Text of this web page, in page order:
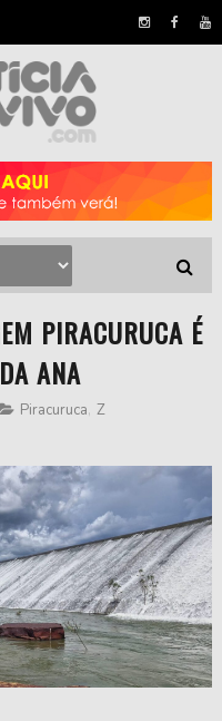
PIRACURUCA É
ANA
Piracuruca, Z